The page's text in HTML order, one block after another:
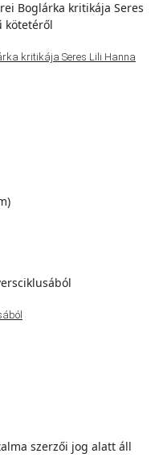
kritikája Seres Lili Hanna
szerzői jog alatt áll